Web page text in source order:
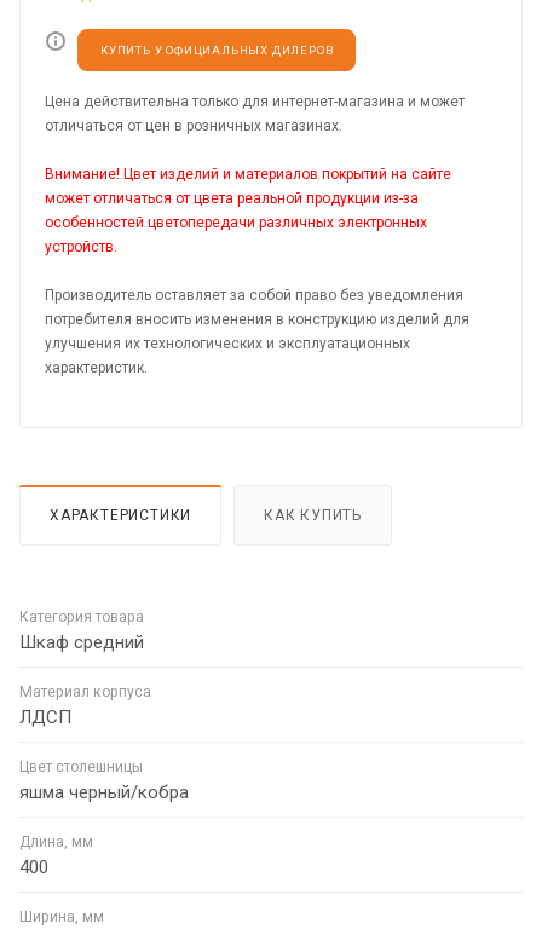
КУПИТЬ У ОФИЦИАЛЬНЫХ ДИЛЕРОВ
Цена действительна только для интернет-магазина и может
отличаться от цен в розничных магазинах.
Внимание! Цвет изделий и материалов покрытий на сайте
может отличаться от цвета реальной продукции из-за
особенностей цветопередачи различных электронных
устройств.
Производитель оставляет за собой право без уведомления
потребителя вносить изменения в конструкцию изделий для
улучшения их технологических и эксплуатационных
характеристик.
ХАРАКТЕРИСТИКИ КАК КУПИТЬ
Категория товара
Шкаф средний
Материал корпуса
ЛДСП
Цвет столешницы
яшма черный/кобра
Длина, мм
400
Ширина, мм